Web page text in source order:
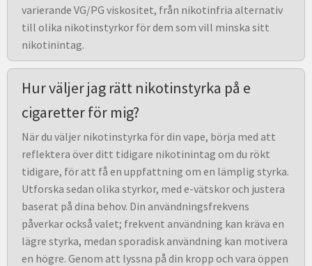
varierande VG/PG viskositet, från nikotinfria alternativ
till olika nikotinstyrkor för dem som vill minska sitt
nikotinintag.
Hur väljer jag rätt nikotinstyrka på e
cigaretter för mig?
När du väljer nikotinstyrka för din vape, börja med att
reflektera över ditt tidigare nikotinintag om du rökt
tidigare, för att få en uppfattning om en lämplig styrka.
Utforska sedan olika styrkor, med e-vätskor och justera
baserat på dina behov. Din användningsfrekvens
påverkar också valet; frekvent användning kan kräva en
lägre styrka, medan sporadisk användning kan motivera
en högre. Genom att lyssna på din kropp och vara öppen